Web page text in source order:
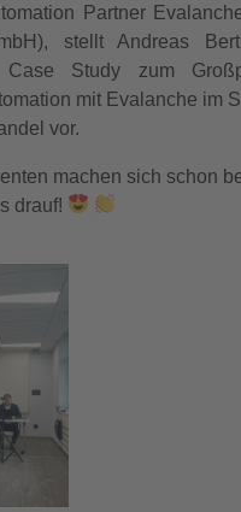
Partner
stellt Andreas
Case Study zum
mit Evalanche im
vor.
machen sich schon
drauf!